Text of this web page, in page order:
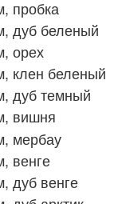
пробка
дуб беленый
орех
клен беленый
дуб темный
вишня
мербау
венге
дуб венге